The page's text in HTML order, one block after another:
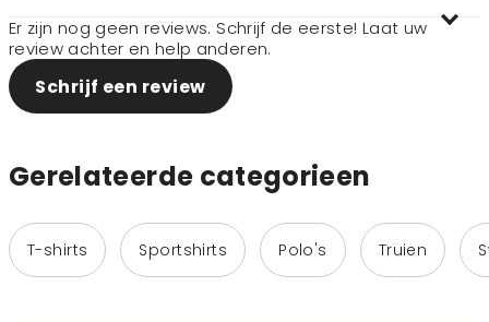
Er zijn nog geen reviews. Schrijf de eerste! Laat uw
review achter en help anderen.
Schrijf een review
Gerelateerde categorieen
T-shirts Sportshirts Polo's Truien